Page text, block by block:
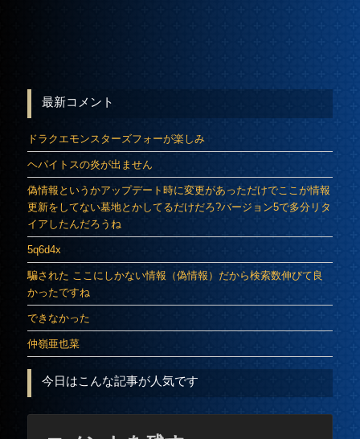
最新コメント
ドラクエモンスターズフォーが楽しみ
ヘパイトスの炎が出ません
偽情報というかアップデート時に変更があっただけでここが情報
更新をしてない墓地とかしてるだけだろ?バージョン5で多分リタ
イアしたんだろうね
5q6d4x
騙された ここにしかない情報（偽情報）だから検索数伸びて良
かったですね
できなかった
仲嶺亜也菜
今日はこんな記事が人気です